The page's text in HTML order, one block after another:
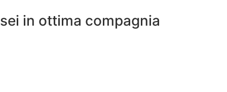
sei in ottima compagnia